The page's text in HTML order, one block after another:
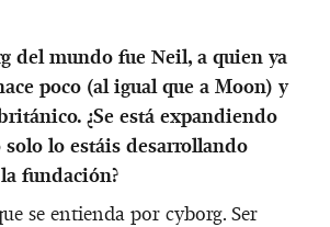
del mundo fue Neil, a quien ya
poco (al igual que a Moon) y
¿Se está expandiendo
lo estáis desarrollando
fundación?
se entienda por cyborg. Ser